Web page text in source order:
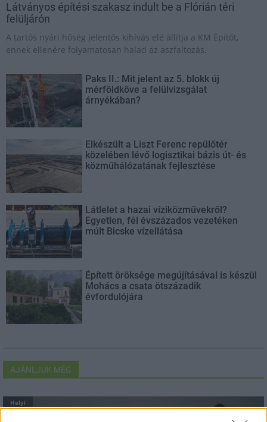
Látványos építési szakasz indult be a Flórián téri
felüljárón
A tartós nyári hőség jelentős kihívás elé állítja a KM Építőt,
ennek ellenére folyamatosan halad az aszfaltozás.
Paks II.: Mit jelent az 5. blokk új
mérföldköve a felülvizsgálat
árnyékában?
Elkészült a Liszt Ferenc repülőtér
közelében lévő logisztikai bázis út- és
közműhálózatának fejlesztése
Látlelet a hazai víziközművekről?
Egyetlen, fél évszázados vezetéken
múlt Bicske vízellátása
Épített öröksége megújításával is készül
Mohács a csata ötszázadik
évfordulójára
AJÁNLJUK MÉG
Helyi